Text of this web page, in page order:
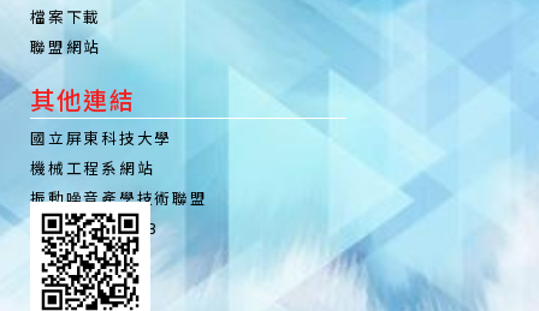
檔案下載
聯盟網站
其他連結
國立屏東科技大學
機械工程系網站
振動噪音產學技術聯盟
聯盟粉絲專頁FB